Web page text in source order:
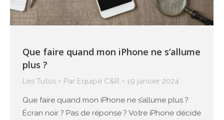
Que faire quand mon iPhone ne s’allume
plus ?
Les Tutos Par Equipe C&R 19 janvier 2024
Que faire quand mon iPhone ne s’allume plus ?
Écran noir ? Pas de réponse ? Votre iPhone décide